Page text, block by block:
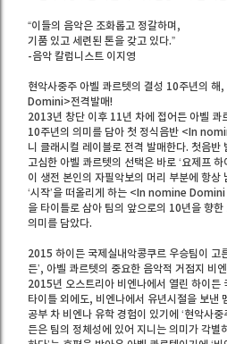
“이들의 음악은 조화롭고 정갈하며,
기품 있고 세련된 톤을 갖고 있다.”
-음악 칼럼니스트 이지영
현악사중주 아벨 콰르텟의 결성 10주년의
Domini>전격발매!
2013년 창단 이후 11년 차에 접어든 아벨 콰
10주년의 의미를 담아 첫 정식음반 <In
니 클래시컬 레이블로 전격 발매한다. 첫음반
고심한 아벨 콰르텟의 선택은 바로 ‘요제프
이 생전 본인의 자필악보의 머리 부분에 항상
‘시작’을 떠올리게 하는 <In nomine
을 타이틀로 삼아 팀의 앞으로의 10년을 향한
의미를 담았다.
2015 하이든 국제실내악콩쿠르 우승팀이 고
든’, 아벨 콰르텟의 중요한 음악적 거점지 비
2015년 오스트리아 비엔나에서 열린 하이든
타이틀 외에도, 비엔나에서 유년시절을 보낸
공부 차 비엔나 유학 경험이 있기에 ‘현악사
든은 팀의 정체성에 있어 지니는 의미가 각별